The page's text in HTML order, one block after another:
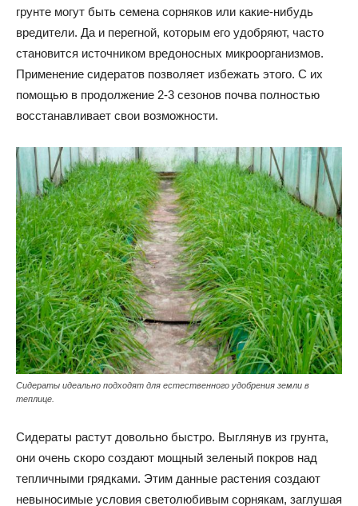
грунте могут быть семена сорняков или какие-нибудь
вредители. Да и перегной, которым его удобряют, часто
становится источником вредоносных микроорганизмов.
Применение сидератов позволяет избежать этого. С их
помощью в продолжение 2-3 сезонов почва полностью
восстанавливает свои возможности.
Сидераты идеально подходят для естественного удобрения земли в
теплице.
Сидераты растут довольно быстро. Выглянув из грунта,
они очень скоро создают мощный зеленый покров над
тепличными грядками. Этим данные растения создают
невыносимые условия светолюбивым сорнякам, заглушая